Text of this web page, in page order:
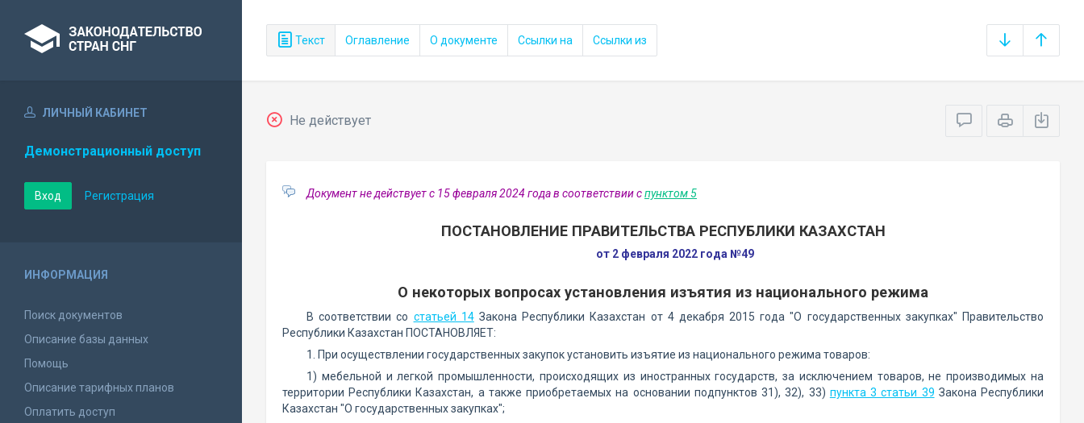
Текст Оглавление О документе Ссылки на Ссылки из
ЛИЧНЫЙ КАБИНЕТ
Демонстрационный доступ
Вход Регистрация
ИНФОРМАЦИЯ
Поиск документов
Описание базы данных
Помощь
Описание тарифных планов
Оплатить доступ
Не действует
Документ не действует с 15 февраля 2024 года в соответствии спунктом 5
ПОСТАНОВЛЕНИЕ ПРАВИТЕЛЬСТВА РЕСПУБЛИКИ КАЗАХСТАН
от 2 февраля 2022 года №49
О некоторых вопросах установления изъятия из национального режима
В соответствии со статьей 14Закона Республики Казахстан от 4 декабря 2015 года "О государственных закупках" Правительство
Республики Казахстан ПОСТАНОВЛЯЕТ:
1. При осуществлении государственных закупок установить изъятие из национального режима товаров:
1) мебельной и легкой промышленности, происходящих из иностранных государств, за исключением товаров, не производимых на
территории Республики Казахстан, а также приобретаемых на основании подпунктов 31), 32), 33) пункта 3 статьи 39 Закона Республики
Казахстан "О государственных закупках";